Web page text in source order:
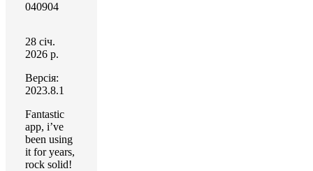
040904
28 січ.
2026 р.
Версія:
2023.8.1
Fantastic
app, i’ve
been using
it for years,
rock solid!